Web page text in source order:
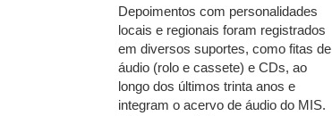
Depoimentos com personalidades
locais e regionais foram registrados
em diversos suportes, como fitas de
áudio (rolo e cassete) e CDs, ao
longo dos últimos trinta anos e
integram o acervo de áudio do MIS.